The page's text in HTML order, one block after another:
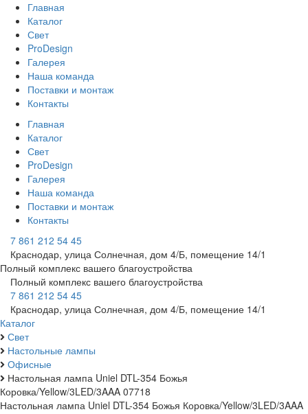
Главная
Каталог
Свет
ProDesign
Галерея
Наша команда
Поставки и монтаж
Контакты
Главная
Каталог
Свет
ProDesign
Галерея
Наша команда
Поставки и монтаж
Контакты
7 861 212 54 45
Краснодар, улица Солнечная, дом 4/Б, помещение 14/1
Полный комплекс вашего благоустройства
Полный комплекс вашего благоустройства
7 861 212 54 45
Краснодар, улица Солнечная, дом 4/Б, помещение 14/1
Каталог
Свет
Настольные лампы
Офисные
Настольная лампа Uniel DTL-354 Божья
Коровка/Yellow/3LED/3AAA 07718
Настольная лампа Uniel DTL-354 Божья Коровка/Yellow/3LED/3AAA